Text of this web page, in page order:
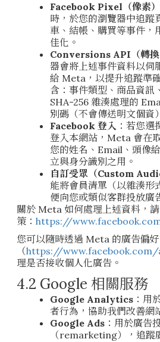
Facebook Pixel（像素）
時，於您的瀏覽器中追蹤
車、結帳、購買等事件，
佳化。
Conversions API（轉換
器會將上述事件資料以伺
給 Meta，以提升追蹤準
含：事件類型、商品資訊
SHA-256 雜湊處理的
別碼（不會傳送明文個資
Facebook 登入 ：若您
登入本網站，Meta 會在
您的姓名、Email、頭像
立與身分識別之用。
自訂受眾（Custom
能將會員清單（以雜湊形
便向您或類似客群投放廣
關於 Meta 如何處理上述資料，
策： https://
您可以隨時透過 Meta 的廣告偏
（https://www.facebook.com/
理是否接收個人化廣告。
4.2 Google 相關服務
Google Analytics ：用
者行為，協助我們改善網
Google Ads ：用於廣告
（remarketing），追蹤